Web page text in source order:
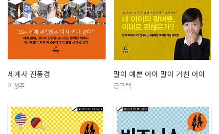
세계사 진풍경
이성주
말이 예쁜 아이 말이 거친 아이
공규택